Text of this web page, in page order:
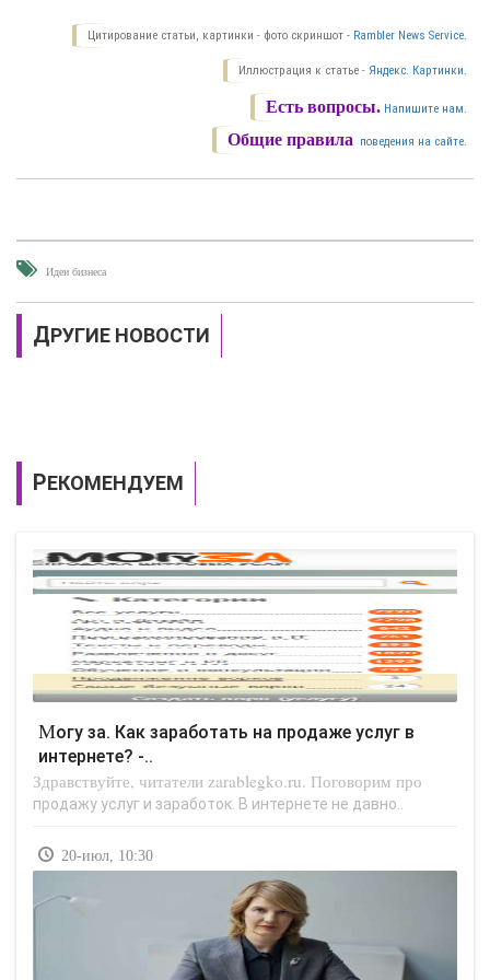
Цитирование статьи, картинки - фото скриншот - Rambler News Service.
Иллюстрация к статье - Яндекс. Картинки.
Есть вопросы. Напишите нам.
Общие правила поведения на сайте.
Идеи бизнеса
ДРУГИЕ НОВОСТИ
РЕКОМЕНДУЕМ
Могу за. Как заработать на продаже услуг в
интернете? -..
Здравствуйте, читатели zarablegko.ru. Поговорим про
продажу услуг и заработок. В интернете не давно..
20-июл, 10:30